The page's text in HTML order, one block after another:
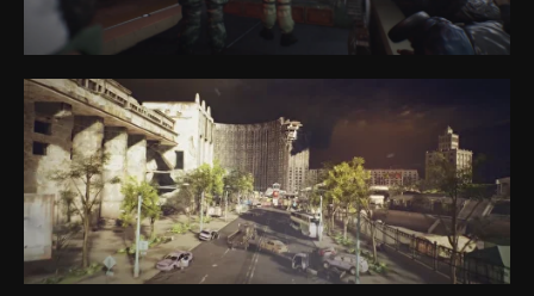
sales@anviovr.com
Política de Privacidad
Política de Cookies
Reglas Generales para la Prestación de Servicios
Programa de Socios